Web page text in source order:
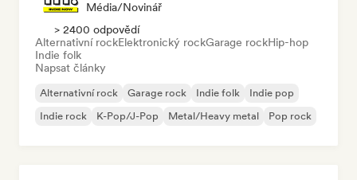
Média/novinář
> 2400 odpovědí
Alternativní rockElektronický rockGarage rockHip-hop
Indie folk
Napsat články
Alternativní rock Garage rock Indie folk
Indie pop
Indie rock
K-Pop/J-Pop Metal/Heavy metal Pop rock